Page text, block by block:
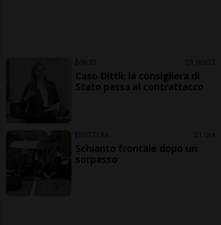
VAUD 1 ora 3
Caso Dittli: la consigliera di
Stato passa al contrattacco
SVIZZERA 1 ora
Schianto frontale dopo un
sorpasso